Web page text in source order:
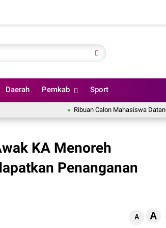
Daerah Pemkab Sport
Ribuan Calon Mahasiswa Datangi
KA Menoreh
Penanganan
A A